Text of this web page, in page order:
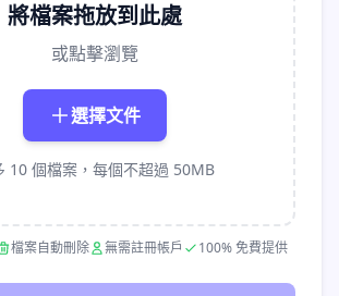
將檔案拖放到此處
或點擊瀏覽
選擇文件
10 個檔案，每個不超過 50MB
檔案自動刪除 無需註冊帳戶 100% 免費提供